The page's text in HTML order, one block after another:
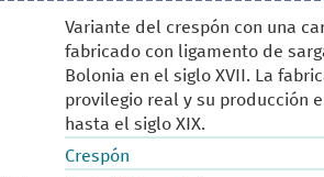
Variante del crespón con una
fabricado con ligamento de
Bolonia en el siglo XVII. La
provilegio real y su producción
hasta el siglo XIX.
Crespón